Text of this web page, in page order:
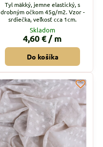
Tyl mäkký, jemne elastický, s
drobným očkom 45g/m2. Vzor -
srdiečka, veľkosť cca 1cm.
Skladom
4,60 € / m
Do košíka